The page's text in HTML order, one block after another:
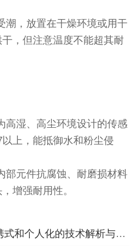
潮，放置在干燥环境或用干
，但注意温度不能超其耐
高湿、高尘环境设计的传感
上，能抵御水和粉尘侵
部元件抗腐蚀、耐磨损材料
增强耐用性。
上一篇 : 氧浓度传感器便携式和个人化的技术解析与应用